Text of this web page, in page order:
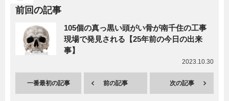
前回の記事
105個の真っ黒い頭がい骨が南千住の工事
現場で発見される【25年前の今日の出来
事】
2023.10.30
一番最初の記事 前の記事 次の記事